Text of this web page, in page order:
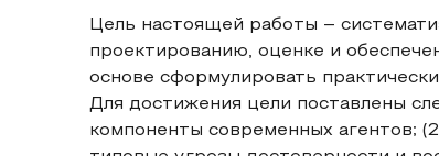
Цель настоящей работы –
проектированию, оценке и
основе сформулировать
Для достижения цели поставлены
компоненты современных агентов;